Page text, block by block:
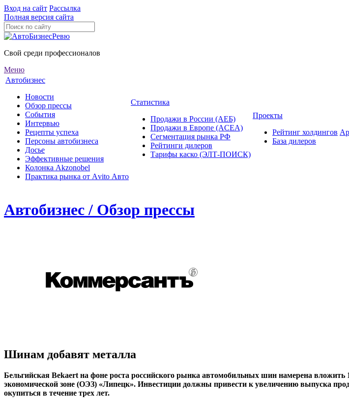
Вход на сайт Рассылка
Полная версия сайта
Свой среди профессионалов
Меню
Автобизнес
Новости
Обзор прессы
События
Интервью
Рецепты успеха
Персоны автобизнеса
Досье
Эффективные решения
Колонка Akzonobel
Практика рынка от Аvito Авто
Статистика
Продажи в России (АЕБ)
Продажи в Европе (ACEA)
Сегментация рынка РФ
Рейтинги дилеров
Тарифы каско (ЭЛТ-ПОИСК)
Проекты
Рейтинг холдингов
База дилеров
Автобизнес / Обзор прессы
Шинам добавят металла
Бельгийская Bekaert на фоне роста российского рынка автомобильных шин намерена вложить
экономической зоне (ОЭЗ) «Липецк». Инвестиции должны привести к увеличению выпуска
окупиться в течение трех лет.